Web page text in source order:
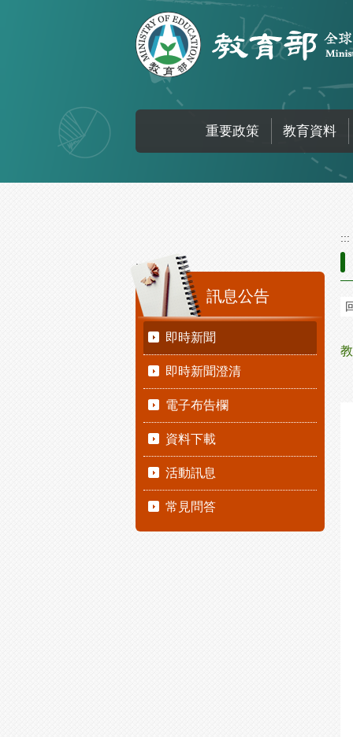
重要政策 教育資料
:::
訊息公告
即時新聞
即時新聞澄清
電子布告欄
資料下載
活動訊息
常見問答
:::